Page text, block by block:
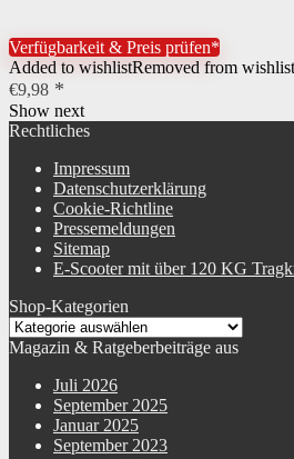
Verfügbarkeit & Preis prüfen*
Added to wishlistRemoved from wishlist
€9,98
Show next
Rechtliches
Impressum
Datenschutzerklärung
Cookie-Richtline
Pressemeldungen
Sitemap
E-Scooter mit über 120 KG
Shop-Kategorien
Magazin & Ratgeberbeiträge aus
Juli 2026
September 2025
Januar 2025
September 2023